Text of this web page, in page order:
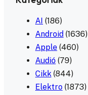
AI (186)
Android (1636)
Apple (460)
Audió (79)
Cikk (844)
Elektro (1873)